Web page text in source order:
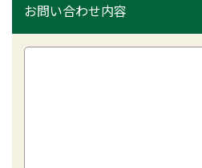
お問い合わせ内容